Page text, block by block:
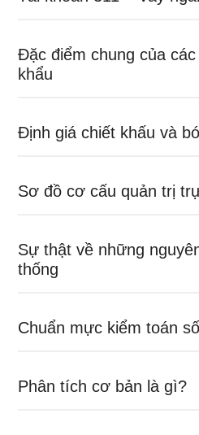
Đặc điểm chung của
khẩu
Định giá chiết khấu và
Sơ đồ cơ cấu quản trị
Sự thật về những
thống
Chuẩn mực kiểm toán
Phân tích cơ bản là gì?